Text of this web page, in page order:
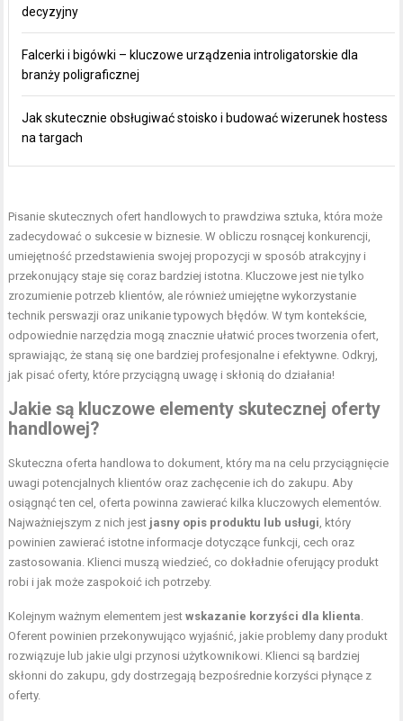
decyzyjny
Falcerki i bigówki – kluczowe urządzenia introligatorskie dla
branży poligraficznej
Jak skutecznie obsługiwać stoisko i budować wizerunek hostess
na targach
Pisanie skutecznych ofert handlowych to prawdziwa sztuka, która może
zadecydować o sukcesie w biznesie. W obliczu rosnącej konkurencji,
umiejętność przedstawienia swojej propozycji w sposób atrakcyjny i
przekonujący staje się coraz bardziej istotna. Kluczowe jest nie tylko
zrozumienie potrzeb klientów, ale również umiejętne wykorzystanie
technik perswazji oraz unikanie typowych błędów. W tym kontekście,
odpowiednie narzędzia mogą znacznie ułatwić proces tworzenia ofert,
sprawiając, że staną się one bardziej profesjonalne i efektywne. Odkryj,
jak pisać oferty, które przyciągną uwagę i skłonią do działania!
Jakie są kluczowe elementy skutecznej oferty
handlowej?
Skuteczna oferta handlowa to dokument, który ma na celu przyciągnięcie
uwagi potencjalnych klientów oraz zachęcenie ich do zakupu. Aby
osiągnąć ten cel, oferta powinna zawierać kilka kluczowych elementów.
Najważniejszym z nich jest jasny opis produktu lub usługi , który
powinien zawierać istotne informacje dotyczące funkcji, cech oraz
zastosowania. Klienci muszą wiedzieć, co dokładnie oferujący produkt
robi i jak może zaspokoić ich potrzeby.
Kolejnym ważnym elementem jestwskazanie korzyści dla klienta
Oferent powinien przekonywująco wyjaśnić, jakie problemy dany produkt
rozwiązuje lub jakie ulgi przynosi użytkownikowi. Klienci są bardziej
skłonni do zakupu, gdy dostrzegają bezpośrednie korzyści płynące z
oferty.